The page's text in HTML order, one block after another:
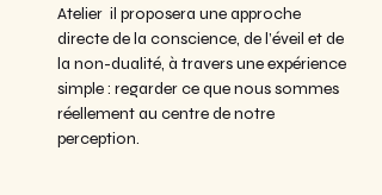
Atelier  il proposera une approche
directe de la conscience, de l’éveil et de
la non-dualité, à travers une expérience
simple : regarder ce que nous sommes
réellement au centre de notre
perception.